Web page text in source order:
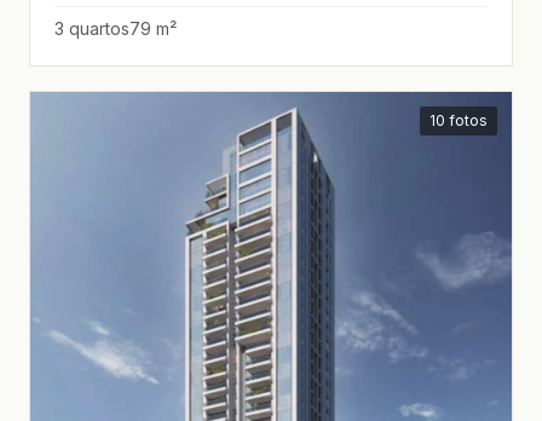
3 quartos79 m²
10 fotos